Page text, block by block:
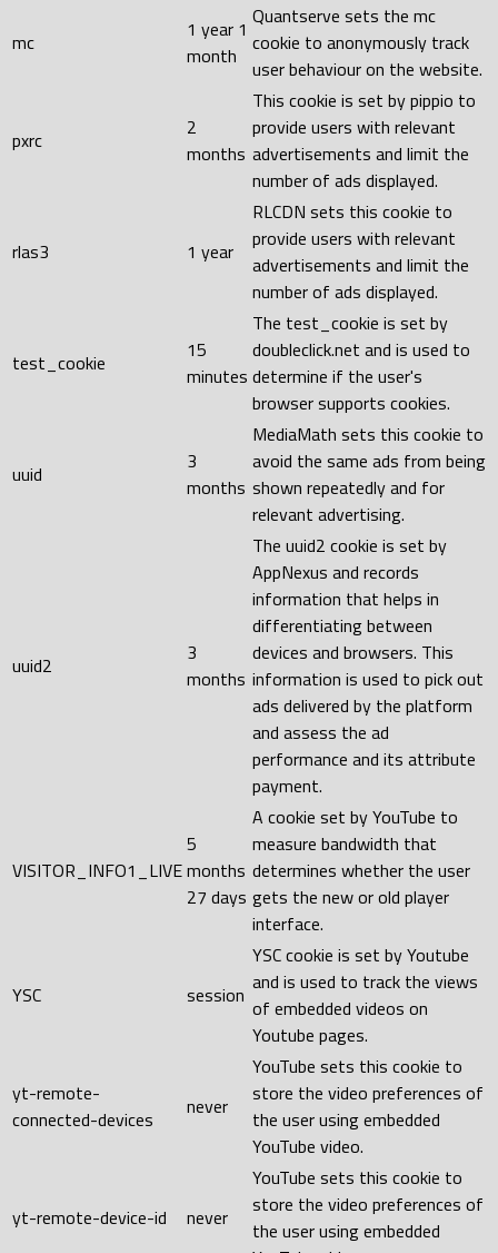
mc
1 year 1
month
Quantserve sets the mc
cookie to anonymously track
user behaviour on the website.
pxrc
2
months
This cookie is set by pippio to
provide users with relevant
advertisements and limit the
number of ads displayed.
rlas3 1 year
RLCDN sets this cookie to
provide users with relevant
advertisements and limit the
number of ads displayed.
test_cookie
15
minutes
The test_cookie is set by
doubleclick.net and is used to
determine if the user's
browser supports cookies.
uuid
3
months
MediaMath sets this cookie to
avoid the same ads from being
shown repeatedly and for
relevant advertising.
uuid2
3
months
The uuid2 cookie is set by
AppNexus and records
information that helps in
differentiating between
devices and browsers. This
information is used to pick out
ads delivered by the platform
and assess the ad
performance and its attribute
payment.
VISITOR_INFO1_LIVE
5
months
27 days
A cookie set by YouTube to
measure bandwidth that
determines whether the user
gets the new or old player
interface.
YSC session
YSC cookie is set by Youtube
and is used to track the views
of embedded videos on
Youtube pages.
yt-remote-
connected-devices
never
YouTube sets this cookie to
store the video preferences of
the user using embedded
YouTube video.
yt-remote-device-id never
YouTube sets this cookie to
store the video preferences of
the user using embedded